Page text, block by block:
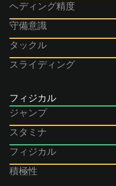
ヘディング精度
守備意識
タックル
スライディング
フィジカル
ジャンプ
スタミナ
フィジカル
積極性